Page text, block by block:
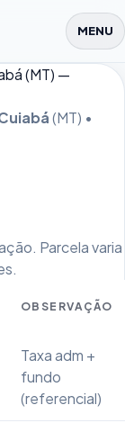
MENU
(MT) —
(MT) •
Parcela varia
OBSERVAÇÃO
Taxa adm +
fundo
(referencial)